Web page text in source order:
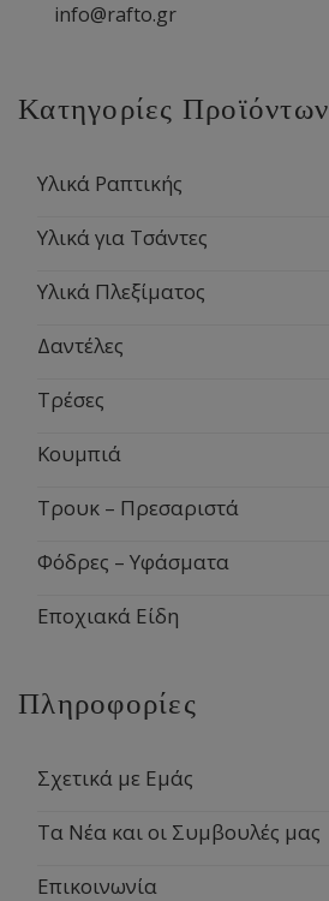
info@rafto.gr
Κατηγορίες Προϊόντων
Υλικά Ραπτικής
Υλικά για Τσάντες
Υλικά Πλεξίματος
Δαντέλες
Τρέσες
Κουμπιά
Τρουκ – Πρεσαριστά
Φόδρες – Υφάσματα
Εποχιακά Είδη
Πληροφορίες
Σχετικά με Εμάς
Τα Νέα και οι Συμβουλές μας
Επικοινωνία